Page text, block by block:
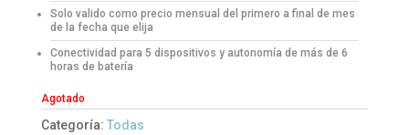
Solo valido como precio mensual del primero a final de mes
de la fecha que elija
Conectividad para 5 dispositivos y autonomía de más de 6
horas de batería
Agotado
Categoría: Todas